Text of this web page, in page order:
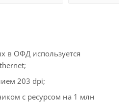
в ОФД используется
203 dpi;
с ресурсом на 1 млн